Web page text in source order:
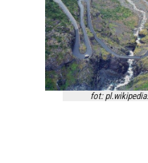
fot: